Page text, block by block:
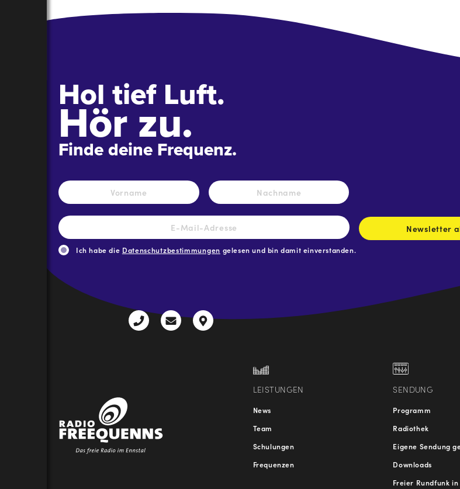
Hol tief Luft.
Hör zu.
Finde deine Frequenz.
Name *
Vorname Nachname
E-
Mail-
Adresse *
Newsletter
Ich habe die Datenschutzbestimmungen gelesen und bin damit einverstanden.
+43
radio@freequenns.at
Kulturhausstraße
LEISTUNGEN
News
Team
Schulungen
Frequenzen
SENDUNG
Programm
Radiothek
Eigene Sendung
Downloads
Freier Rundfunk